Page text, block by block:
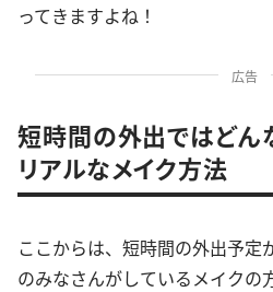
ってきますよね！
広告
短時間の外出ではどん
リアルなメイク方法
ここからは、短時間の外出予定
のみなさんがしているメイクの